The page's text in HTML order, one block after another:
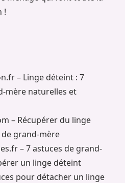
!
– Linge déteint : 7
mère naturelles et
– Récupérer du linge
grand-mère
– 7 astuces de grand-
un linge déteint
pour détacher un linge